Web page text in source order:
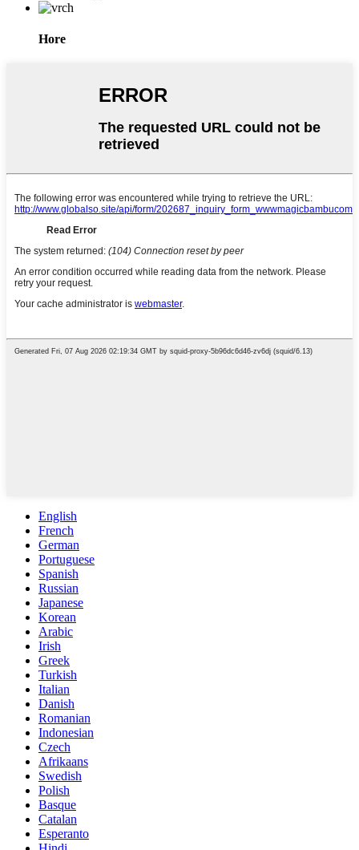
Hore
English
French
German
Portuguese
Spanish
Russian
Japanese
Korean
Arabic
Irish
Greek
Turkish
Italian
Danish
Romanian
Indonesian
Czech
Afrikaans
Swedish
Polish
Basque
Catalan
Esperanto